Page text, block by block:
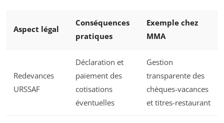
Aspect légal
Conséquences
pratiques
Exemple chez
MMA
Redevances
URSSAF
Déclaration et
paiement des
cotisations
éventuelles
Gestion
transparente des
chèques-vacances
et titres-restaurant